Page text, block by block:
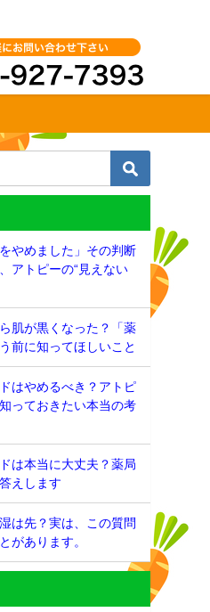
やめました」その判断
アトピーの“見えない
肌が黒くなった？「薬
前に知ってほしいこと
はやめるべき？アトピ
っておきたい本当の考
は本当に大丈夫？薬局
えします
は先？実は、この質問
があります。